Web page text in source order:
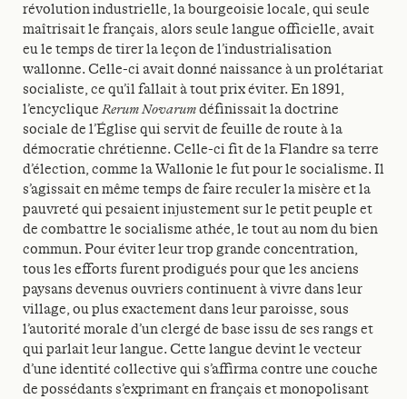
révolution industrielle, la bourgeoisie locale, qui seule
maîtrisait le français, alors seule langue officielle, avait
eu le temps de tirer la leçon de l’industrialisation
wallonne. Celle-ci avait donné naissance à un prolétariat
socialiste, ce qu’il fallait à tout prix éviter. En 1891,
l’encycliqueRerum Novarumdéfinissait la doctrine
sociale de l’Église qui servit de feuille de route à la
démocratie chrétienne. Celle-ci fit de la Flandre sa terre
d’élection, comme la Wallonie le fut pour le socialisme. Il
s’agissait en même temps de faire reculer la misère et la
pauvreté qui pesaient injustement sur le petit peuple et
de combattre le socialisme athée, le tout au nom du bien
commun. Pour éviter leur trop grande concentration,
tous les efforts furent prodigués pour que les anciens
paysans devenus ouvriers continuent à vivre dans leur
village, ou plus exactement dans leur paroisse, sous
l’autorité morale d’un clergé de base issu de ses rangs et
qui parlait leur langue. Cette langue devint le vecteur
d’une identité collective qui s’affirma contre une couche
de possédants s’exprimant en français et monopolisant